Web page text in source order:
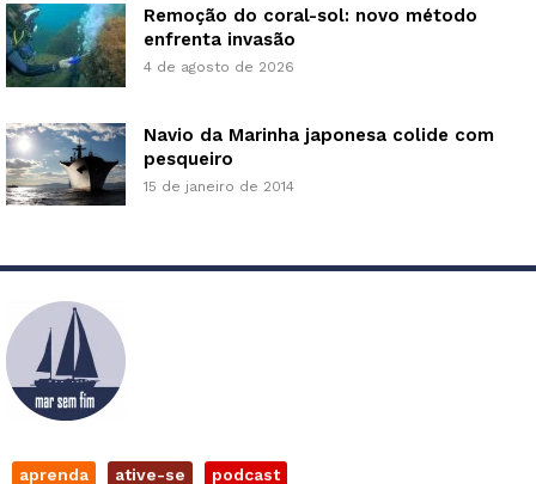
Remoção do coral-sol: novo método
enfrenta invasão
4 de agosto de 2026
Navio da Marinha japonesa colide com
pesqueiro
15 de janeiro de 2014
aprenda ative-se podcast